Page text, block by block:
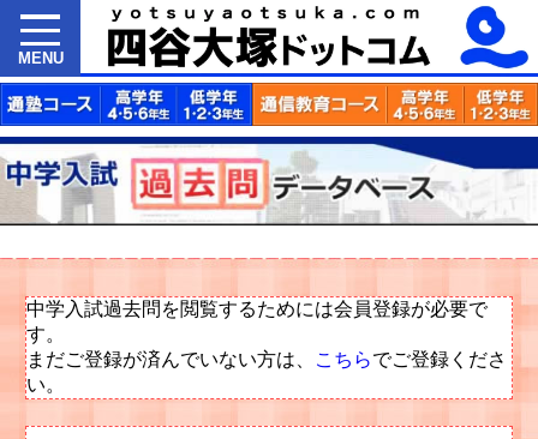
MENU
中学入試過去問を閲覧するためには会員登録が必要で
す。
まだご登録が済んでいない方は、 こちらでご登録くださ
い。